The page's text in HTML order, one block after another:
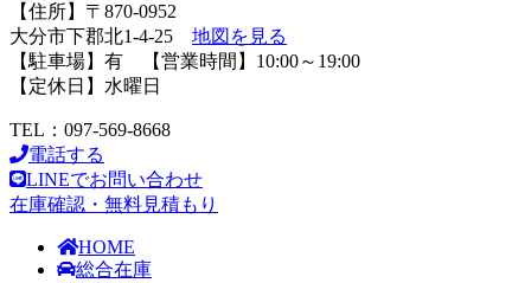
【住所】〒870-0952
大分市下郡北1-4-25 地図を見る
【駐車場】有 【営業時間】10:00～19:00
【定休日】水曜日
TEL：097-569-8668
電話する
LINEでお問い合わせ
在庫確認・無料見積もり
HOME
総合在庫